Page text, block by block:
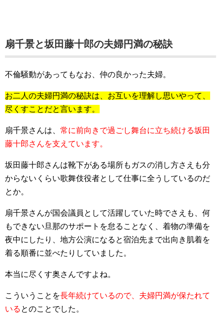
扇千景と坂田藤十郎の夫婦円満の秘訣
不倫騒動があってもなお、仲の良かった夫婦。
お二人の夫婦円満の秘訣は、お互いを理解し思いやって、
尽くすことだと言います。
扇千景さんは、 常に前向きで過ごし舞台に立ち続ける坂田
藤十郎さんを支えています。
坂田藤十郎さんは靴下がある場所もガスの消し方さえも分
からないくらい歌舞伎役者として仕事に全うしているのだ
とか。
扇千景さんが国会議員として活躍していた時でさえも、何
もできない旦那のサポートを怠ることなく、着物の準備を
夜中にしたり、地方公演になると宿泊先まで出向き肌着を
着る順番に並べたりしていました。
本当に尽くす奥さんですよね。
こういうことを長年続けているので、夫婦円満が保たれて
いる とのことでした。